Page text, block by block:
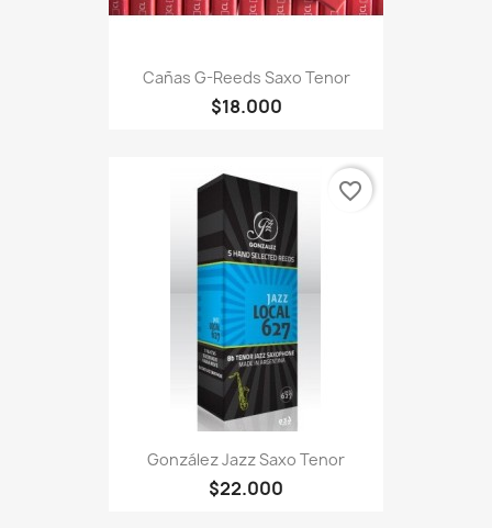
Cañas G-Reeds Saxo Tenor
$18.000
González Jazz Saxo Tenor
$22.000
favorite_border